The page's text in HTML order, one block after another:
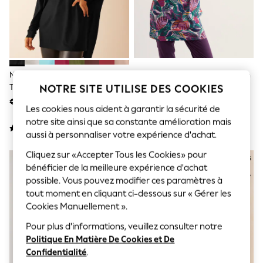
Coats & Jackets
Sweatshirts & Hoodies
Trousers & Leggings
Sets & Outfits
Tops
Jeans
Shirts & Blouses
Swimwear
Sportswear
Dungarees
Multipacks
All Holiday Shop
Tops
Dresses
Shorts
Skirts
Rash Vests
Sun Safe Swimwear
Sun Hats & Caps
Denim Jackets
Noir - Friends Like These Haut
Tunique Manche Longue Col En
V En Jersey Doux
€ 26 - € 28
Tunique Seasalt Cornwall Ocean
Gaze
NOUVEAUTÉS
NOTRE SITE UTILISE DES COOKIES
Les cookies nous aident à garantir la sécurité de
notre site ainsi que sa constante amélioration mais
aussi à personnaliser votre expérience d'achat.
Cliquez sur «Accepter Tous les Cookies» pour
bénéficier de la meilleure expérience d'achat
possible. Vous pouvez modifier ces paramètres à
tout moment en cliquant ci-dessous sur « Gérer les
Cookies Manuellement ».
Pour plus d'informations, veuillez consulter notre
Politique En Matière De Cookies et De
Confidentialité.